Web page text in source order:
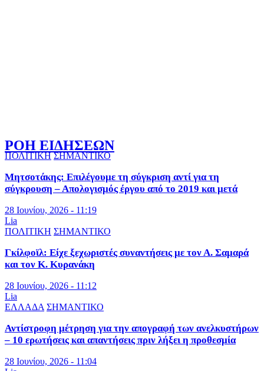
ΡΟΗ ΕΙΔΗΣΕΩΝ
ΠΟΛΙΤΙΚΗ ΣΗΜΑΝΤΙΚΟ
Μητσοτάκης: Επιλέγουμε τη σύγκριση αντί για τη
σύγκρουση – Απολογισμός έργου από το 2019 και μετά
28 Ιουνίου, 2026 - 11:19
Lia
ΠΟΛΙΤΙΚΗ ΣΗΜΑΝΤΙΚΟ
Γκίλφοϊλ: Είχε ξεχωριστές συναντήσεις με τον Α. Σαμαρά
και τον Κ. Κυρανάκη
28 Ιουνίου, 2026 - 11:12
Lia
ΕΛΛΑΔΑ ΣΗΜΑΝΤΙΚΟ
Αντίστροφη μέτρηση για την απογραφή των ανελκυστήρων
– 10 ερωτήσεις και απαντήσεις πριν λήξει η προθεσμία
28 Ιουνίου, 2026 - 11:04